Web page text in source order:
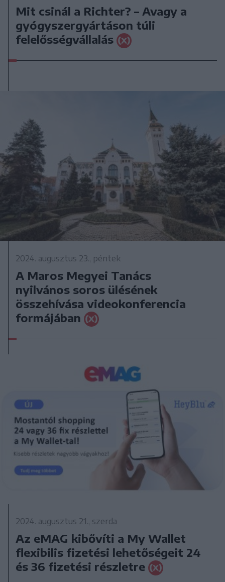
Mit csinál a Richter? – Avagy a
gyógyszergyártáson túli
felelősségvállalás
2024. augusztus 23., péntek
A Maros Megyei Tanács
nyilvános soros ülésének
összehívása videokonferencia
formájában
2024. augusztus 21., szerda
Az eMAG kibővíti a My Wallet
flexibilis fizetési lehetőségeit 24
és 36 fizetési részletre